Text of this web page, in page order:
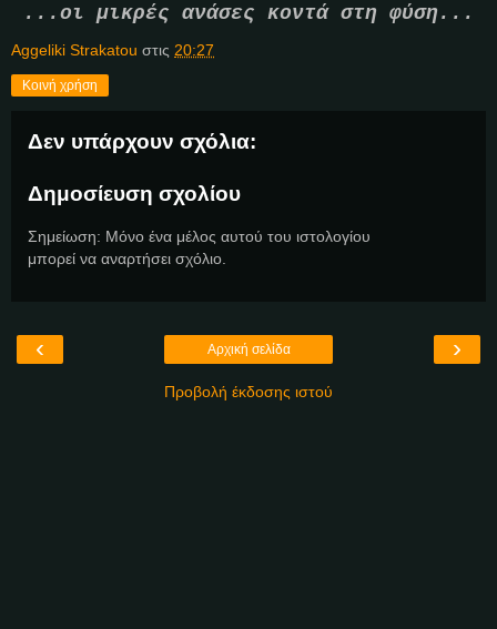
...οι μικρές ανάσες κοντά στη φύση...
Aggeliki Strakatou στις 20:27
Κοινή χρήση
Δεν υπάρχουν σχόλια:
Δημοσίευση σχολίου
Σημείωση: Μόνο ένα μέλος αυτού του ιστολογίου
μπορεί να αναρτήσει σχόλιο.
‹ ›
Αρχική σελίδα
Προβολή έκδοσης ιστού